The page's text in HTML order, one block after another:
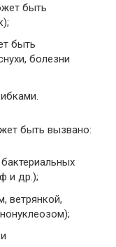
быть
быть
болезни
быть вызвано:
и др.);
ветрянкой,